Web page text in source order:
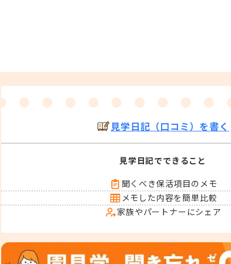
見学日記（口コミ）を書く
見学日記でできること
聞くべき保活項目のメモ
メモした内容を簡単比較
家族やパートナーにシェア